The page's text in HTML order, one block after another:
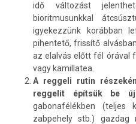
idő változást
bioritmusunkkal
igyekezzünk korábban
pihentető, frissítő
az elalvás előtt fél órával
vagy kamillatea.
A reggeli rutin
reggelit építsük be
gabonafélékben (teljes
zabpehely stb.)